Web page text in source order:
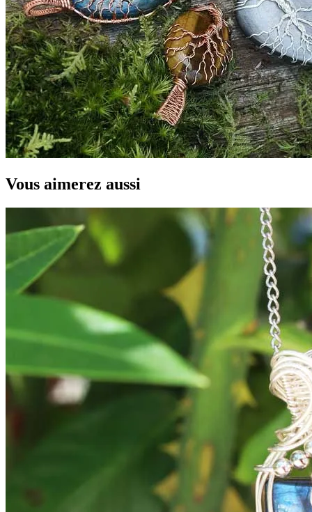
Vous aimerez aussi